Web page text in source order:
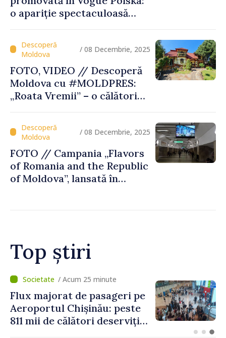
o apariție spectaculoasă
/ 08 Decembrie, 2025
FOTO, VIDEO // Descoperă
Moldova cu #MOLDPRES:
„Roata Vremii” – o călătorie
Gastronomice
/ 08 Decembrie, 2025
FOTO // Campania „Flavors
of Romania and the Republic
of Moldova”, lansată în
Top știri
/ Acum 11 minute
Nivelul apei în lacul
Novodnestrovsk continuă să
scadă. Comisia Nistreană va